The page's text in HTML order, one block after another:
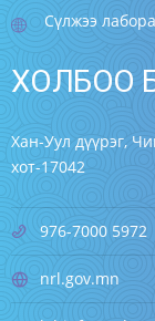
Сүлжээ
ХОЛБОО
Хан-Уул дүүрэг,
хот-17042
976-7000 5972
nrl.gov.mn